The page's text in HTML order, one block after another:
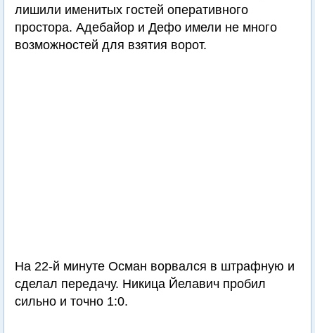
лишили именитых гостей оперативного
простора. Адебайор и Дефо имели не много
возможностей для взятия ворот.
На 22-й минуте Осман ворвался в штрафную и
сделал передачу. Никица Йелавич пробил
сильно и точно 1:0.